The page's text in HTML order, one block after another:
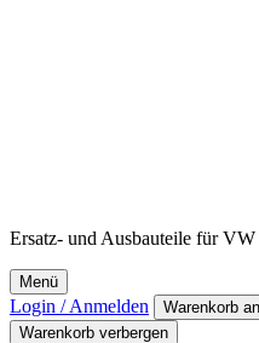
Ersatz- und Ausbauteile für
Menü
Login / Anmelden Warenkorb
Warenkorb verbergen